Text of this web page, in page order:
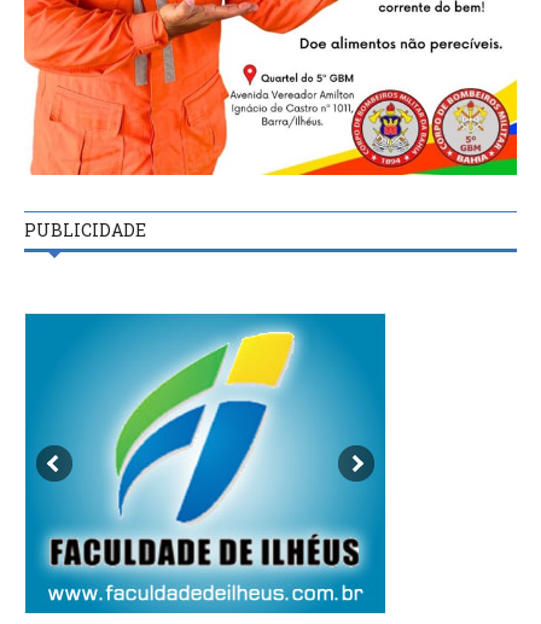
PUBLICIDADE